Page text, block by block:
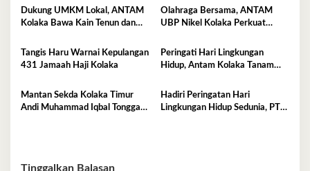
Pomalaa
Desa Tambea
Dukung UMKM Lokal, ANTAM
Kolaka Bawa Kain Tenun dan
Dekranas Makassar
Olahraga Bersama, ANTAM
UBP Nikel Kolaka Perkuat
Tangis Haru Warnai Kepulangan
431 Jamaah Haji Kolaka
Peringati Hari Lingkungan
Hidup, Antam Kolaka Tanam
Reklamasi
Mantan Sekda Kolaka Timur
Andi Muhammad Iqbal Tonggasa
Hadiri Peringatan Hari
Lingkungan Hidup Sedunia, PT
Tinggalkan Balasan